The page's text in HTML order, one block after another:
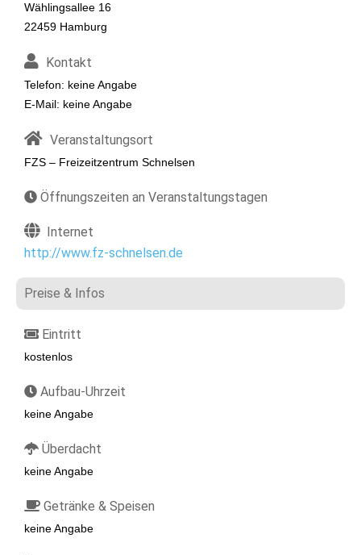
Wählingsallee 16
22459 Hamburg
Kontakt
Telefon: keine Angabe
E-Mail: keine Angabe
Veranstaltungsort
FZS – Freizeitzentrum Schnelsen
Öffnungszeiten an Veranstaltungstagen
Internet
http://www.fz-schnelsen.de
Preise & Infos
Eintritt
kostenlos
Aufbau-Uhrzeit
keine Angabe
Überdacht
keine Angabe
Getränke & Speisen
keine Angabe